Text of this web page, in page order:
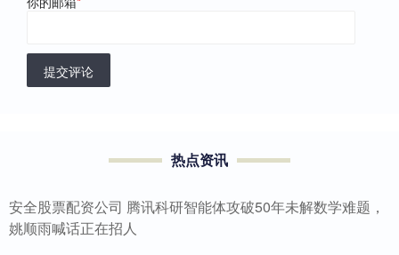
提交评论
热点资讯
安全股票配资公司 腾讯科研智能体攻破50年未解数学难题，
姚顺雨喊话正在招人